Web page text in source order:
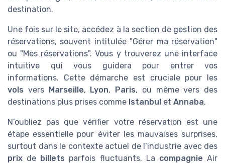
destination.
Une fois sur le site, accédez à la section de gestion des
réservations, souvent intitulée "Gérer ma réservation"
ou "Mes réservations". Vous y trouverez une interface
intuitive qui vous guidera pour entrer vos
informations. Cette démarche est cruciale pour les
vols vers Marseille, Lyon, Paris, ou même vers des
destinations plus prises comme Istanbul et Annaba.
N’oubliez pas que vérifier votre réservation est une
étape essentielle pour éviter les mauvaises surprises,
surtout dans le contexte actuel de l’industrie avec des
prix de billets parfois fluctuants. La compagnie Air